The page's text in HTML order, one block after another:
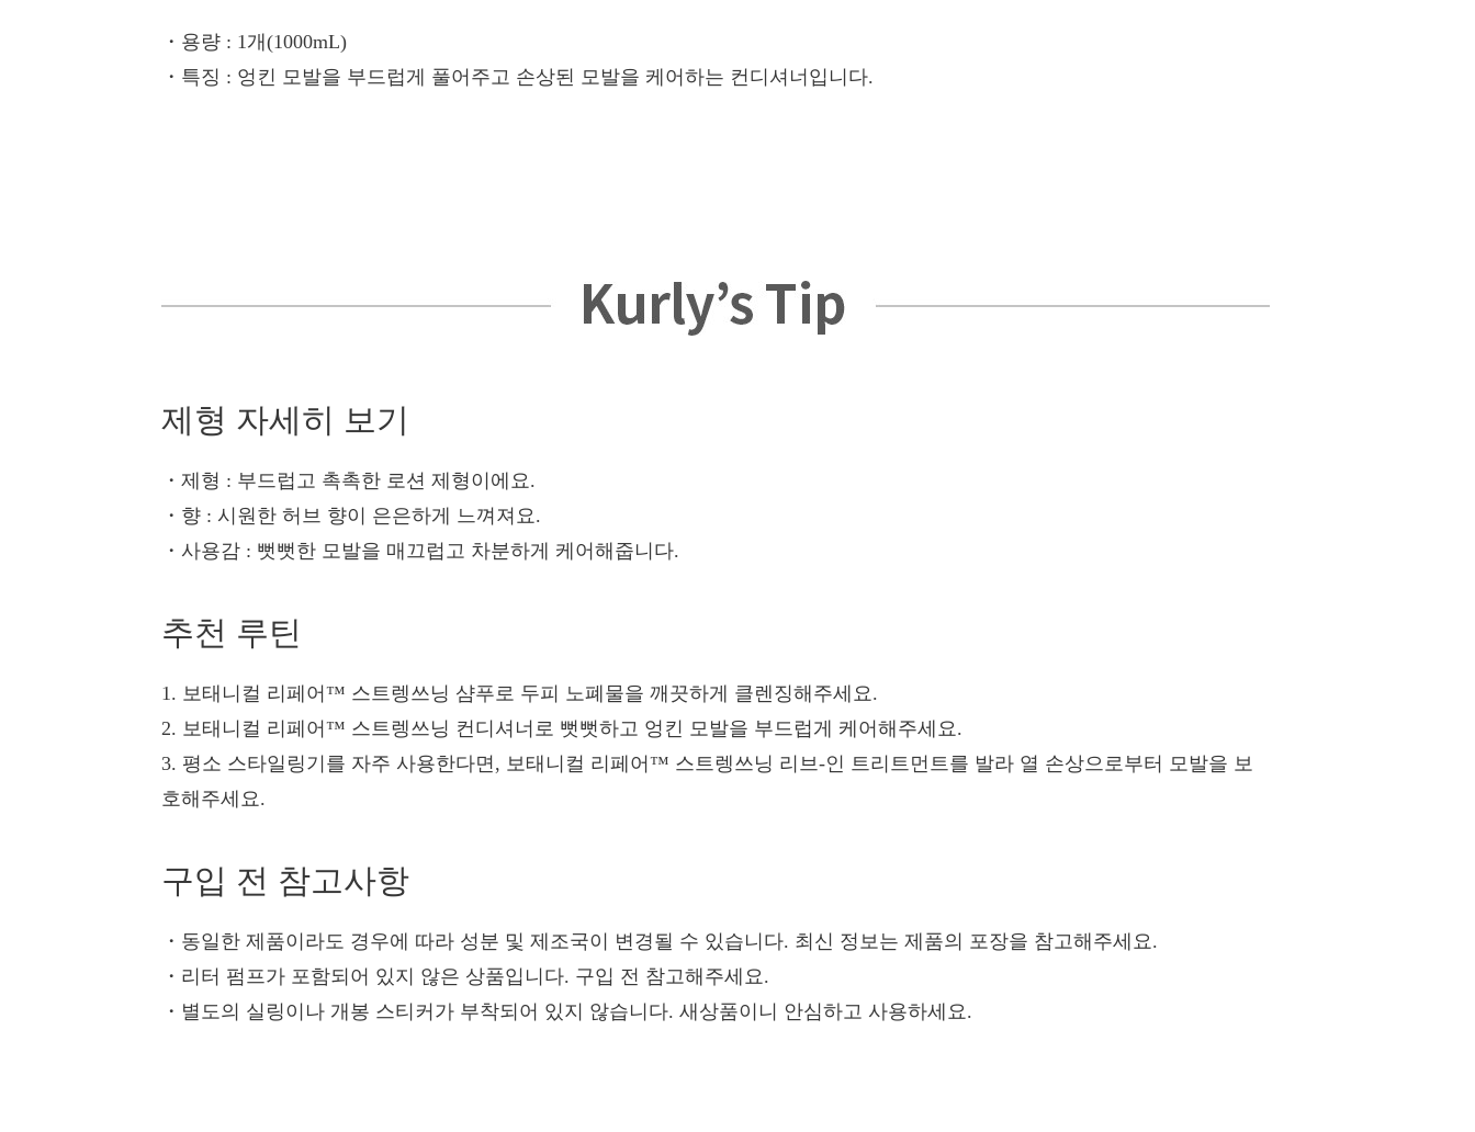
・용량 : 1개(1000mL)
・특징 : 엉킨 모발을 부드럽게 풀어주고 손상된 모발을 케어하는 컨디셔너입니다.
제형 자세히 보기
・제형 : 부드럽고 촉촉한 로션 제형이에요.
・향 : 시원한 허브 향이 은은하게 느껴져요.
・사용감 : 뻣뻣한 모발을 매끄럽고 차분하게 케어해줍니다.
추천 루틴
1. 보태니컬 리페어™ 스트렝쓰닝 샴푸로 두피 노폐물을 깨끗하게 클렌징해주세요.
2. 보태니컬 리페어™ 스트렝쓰닝 컨디셔너로 뻣뻣하고 엉킨 모발을 부드럽게 케어해주세요.
3. 평소 스타일링기를 자주 사용한다면, 보태니컬 리페어™ 스트렝쓰닝 리브-인 트리트먼트를 발라 열 손상으로부터 모발을 보
호해주세요.
구입 전 참고사항
・ 동일한 제품이라도 경우에 따라 성분 및 제조국이 변경될 수 있습니다. 최신 정보는 제품의 포장을 참고해주세요.
・ 리터 펌프가 포함되어 있지 않은 상품입니다. 구입 전 참고해주세요.
・ 별도의 실링이나 개봉 스티커가 부착되어 있지 않습니다. 새상품이니 안심하고 사용하세요.